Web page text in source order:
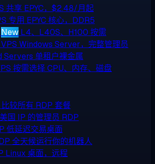
共享 EPYC，$2.48/月起
专用 EPYC 核心，DDR5
New L4、L40S、H100 按需
Windows Server，完整管理员
Servers 单租户裸金属
按需选择 CPU、内存、磁盘
比较所有 RDP 套餐
美国 IP 的管理员 RDP
低延迟交易桌面
全天候运行你的机器人
Linux 桌面，远程